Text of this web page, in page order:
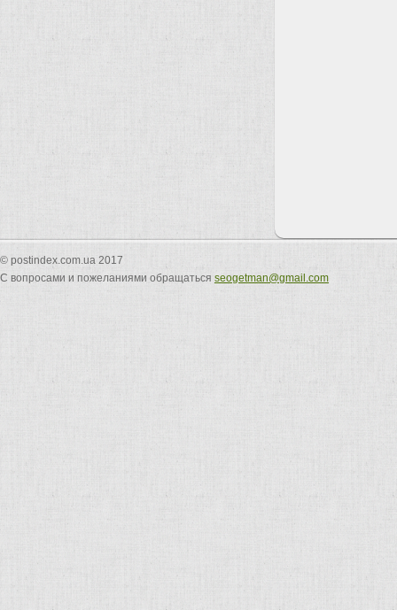
© postindex.com.ua 2017
С вопросами и пожеланиями обращаться seogetman@gmail.com